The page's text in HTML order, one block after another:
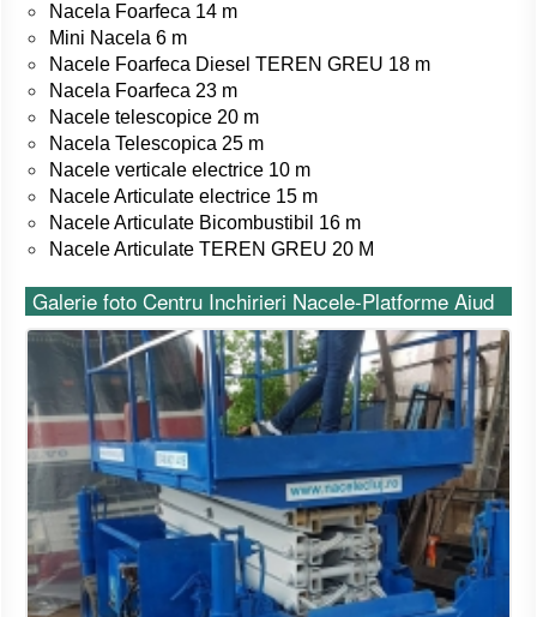
Nacela Foarfeca 14 m
Mini Nacela 6 m
Nacele Foarfeca Diesel TEREN GREU 18 m
Nacela Foarfeca 23 m
Nacele telescopice 20 m
Nacela Telescopica 25 m
Nacele verticale electrice 10 m
Nacele Articulate electrice 15 m
Nacele Articulate Bicombustibil 16 m
Nacele Articulate TEREN GREU 20 M
Galerie foto Centru Inchirieri Nacele-Platforme Aiud